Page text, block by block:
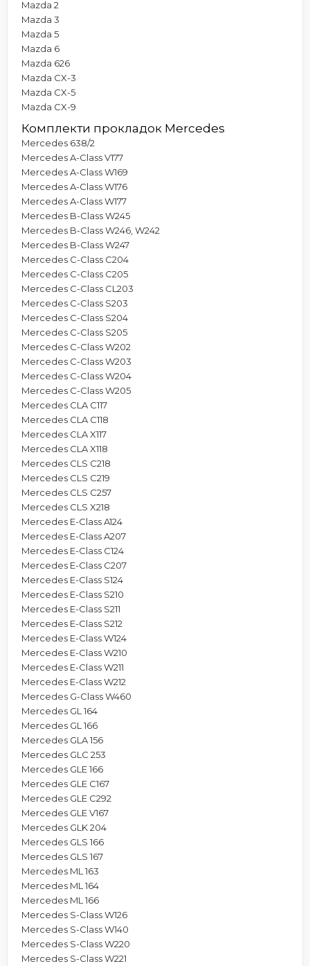
Mazda 2
Mazda 3
Mazda 5
Mazda 6
Mazda 626
Mazda CX-3
Mazda CX-5
Mazda CX-9
Комплекти прокладок Mercedes
Mercedes 638/2
Mercedes A-Class V177
Mercedes A-Class W169
Mercedes A-Class W176
Mercedes A-Class W177
Mercedes B-Class W245
Mercedes B-Class W246, W242
Mercedes B-Class W247
Mercedes C-Class C204
Mercedes C-Class C205
Mercedes C-Class CL203
Mercedes C-Class S203
Mercedes C-Class S204
Mercedes C-Class S205
Mercedes C-Class W202
Mercedes C-Class W203
Mercedes C-Class W204
Mercedes C-Class W205
Mercedes CLA C117
Mercedes CLA C118
Mercedes CLA X117
Mercedes CLA X118
Mercedes CLS C218
Mercedes CLS C219
Mercedes CLS C257
Mercedes CLS X218
Mercedes E-Class A124
Mercedes E-Class A207
Mercedes E-Class C124
Mercedes E-Class C207
Mercedes E-Class S124
Mercedes E-Class S210
Mercedes E-Class S211
Mercedes E-Class S212
Mercedes E-Class W124
Mercedes E-Class W210
Mercedes E-Class W211
Mercedes E-Class W212
Mercedes G-Class W460
Mercedes GL 164
Mercedes GL 166
Mercedes GLA 156
Mercedes GLC 253
Mercedes GLE 166
Mercedes GLE C167
Mercedes GLE C292
Mercedes GLE V167
Mercedes GLK 204
Mercedes GLS 166
Mercedes GLS 167
Mercedes ML 163
Mercedes ML 164
Mercedes ML 166
Mercedes S-Class W126
Mercedes S-Class W140
Mercedes S-Class W220
Mercedes S-Class W221